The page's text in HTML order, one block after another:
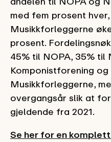
med fem prosent
Musikkforleggerne
prosent.
45% til NOPA, 35% til
Komponistforening og
Musikkforleggerne,
overgangsår slik at
gjeldende fra 2021.
Se her for en